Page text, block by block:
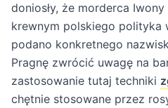
doniosły, że morderca
krewnym polskiego polityka
podano konkretnego
Pragnę zwrócić uwagę na
zastosowanie tutaj techniki
chętnie stosowane przez